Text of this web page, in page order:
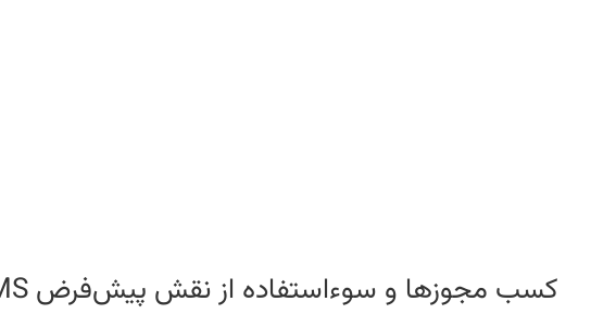
کسب مجوزها و سوءاستفاده از نقش پیش‌فرض SMS